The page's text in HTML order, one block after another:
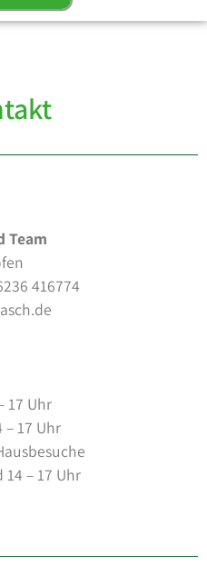
Team
416774
17 Uhr
– 17 Uhr
14 – 17 Uhr